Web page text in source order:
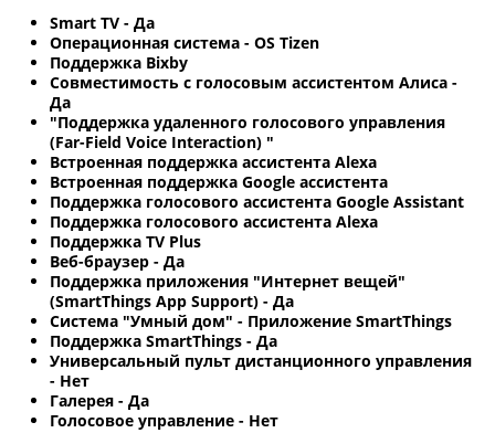
Smart TV - Да
Операционная система - OS Tizen
Поддержка Bixby
Совместимость с голосовым ассистентом Алиса -
Да
"Поддержка удаленного голосового управления
(Far-Field Voice Interaction) "
Встроенная поддержка ассистента Alexa
Встроенная поддержка Google ассистента
Поддержка голосового ассистента Google Assistant
Поддержка голосового ассистента Alexa
Поддержка TV Plus
Веб-браузер - Да
Поддержка приложения "Интернет вещей"
(SmartThings App Support) - Да
Система "Умный дом" - Приложение SmartThings
Поддержка SmartThings - Да
Универсальный пульт дистанционного управления
- Нет
Галерея - Да
Голосовое управление - Нет